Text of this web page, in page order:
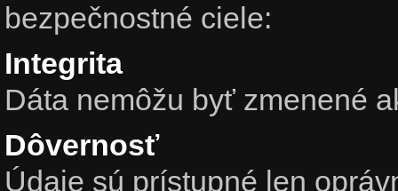
bezpečnostné ciele:
Integrita
Dáta nemôžu byť zmenené
Dôvernosť
Údaje sú prístupné len